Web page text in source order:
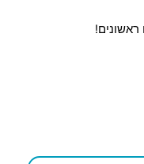
ראשונים!